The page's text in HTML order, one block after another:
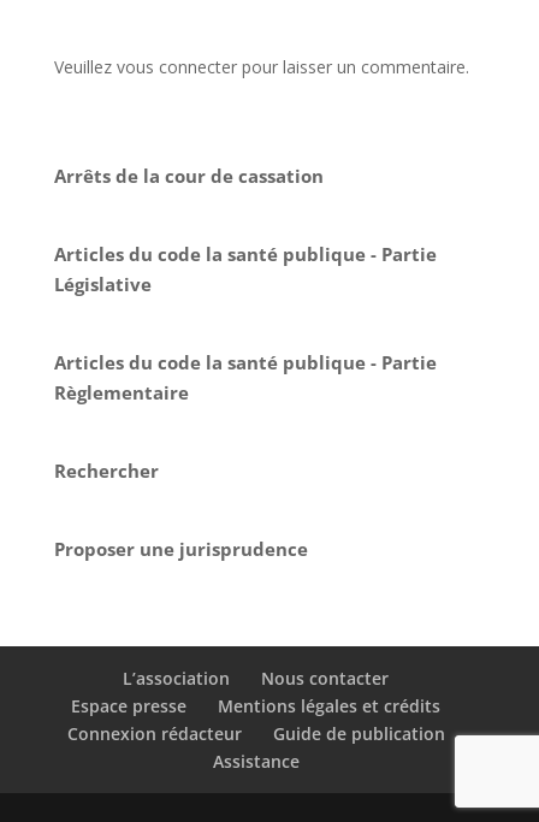
Veuillez vous connecter pour laisser un commentaire.
Arrêts de la cour de cassation
Articles du code la santé publique - Partie
Législative
Articles du code la santé publique - Partie
Règlementaire
Rechercher
Proposer une jurisprudence
L’association
Nous contacter
Espace presse
Mentions légales et crédits
Connexion rédacteur
Guide de publication
Assistance